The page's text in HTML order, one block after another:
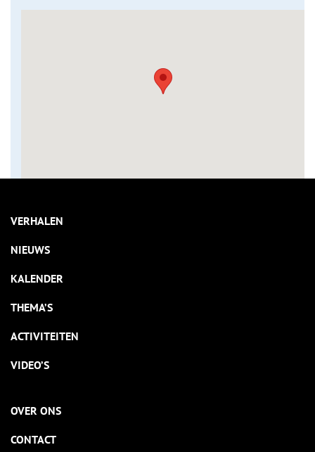
VERHALEN
NIEUWS
KALENDER
THEMA’S
ACTIVITEITEN
VIDEO’S
OVER ONS
CONTACT